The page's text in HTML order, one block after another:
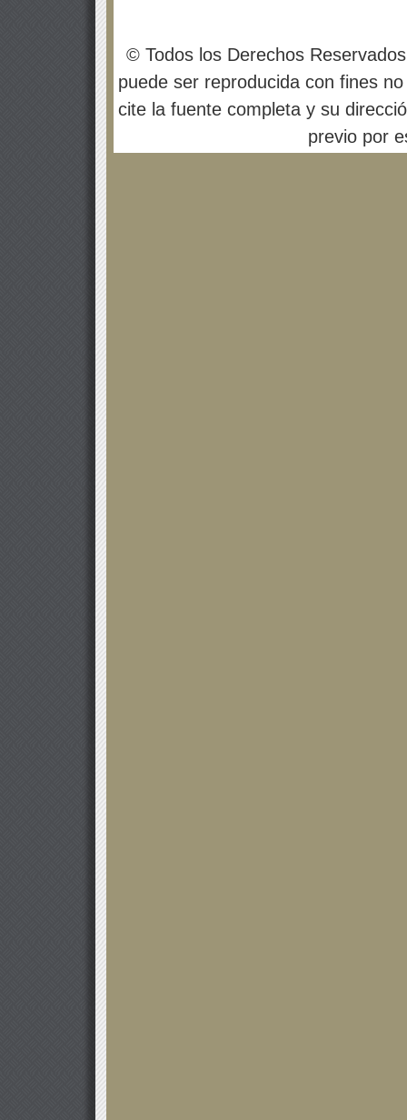
© Todos los Derechos
puede ser reproducida con fines
cite la fuente completa y su
previo por